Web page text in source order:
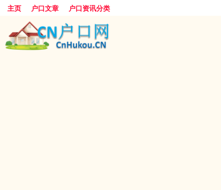
主页 户口文章 户口资讯分类